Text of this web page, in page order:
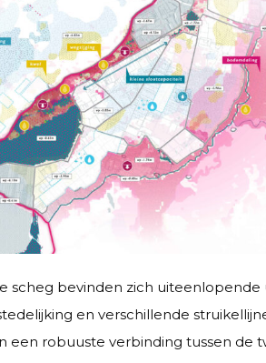
scheg bevinden zich
en verschillende
een robuuste verbinding tussen de